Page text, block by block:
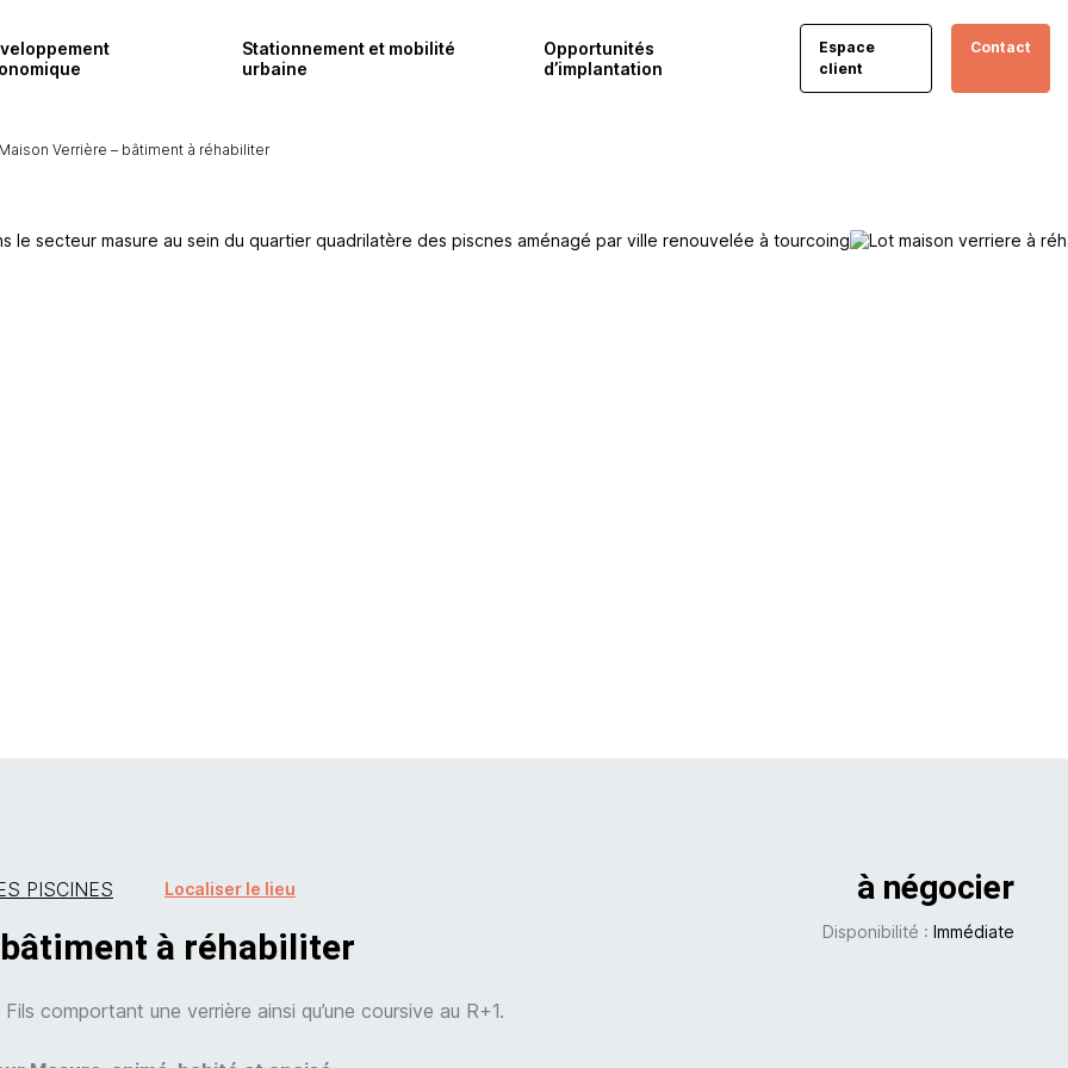
Stationnement et mobilité
urbaine
Opportunités
d’implantation
Espace
client
Contact
Maison Verrière – bâtiment à réhabiliter
PISCINES Localiser le lieu
à réhabiliter
à négocier
Disponibilité : Immédiate
comportant une verrière ainsi qu’une coursive au R+1.
Fermer
Fermer
Fermer